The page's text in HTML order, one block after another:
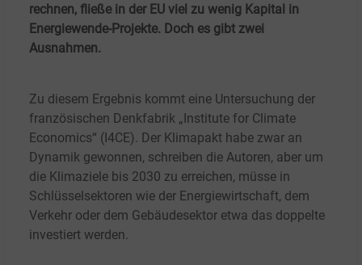
rechnen, fließe in der EU viel zu wenig Kapital in
Energiewende-Projekte. Doch es gibt zwei
Ausnahmen.
Zu diesem Ergebnis kommt eine Untersuchung der
französischen Denkfabrik „Institute for Climate
Economics“ (I4CE). Der Klimapakt habe zwar an
Dynamik gewonnen, schreiben die Autoren, aber um
die Klimaziele bis 2030 zu erreichen, müsse in
Schlüsselsektoren wie der Energiewirtschaft, dem
Verkehr oder dem Gebäudesektor etwa das doppelte
investiert werden.